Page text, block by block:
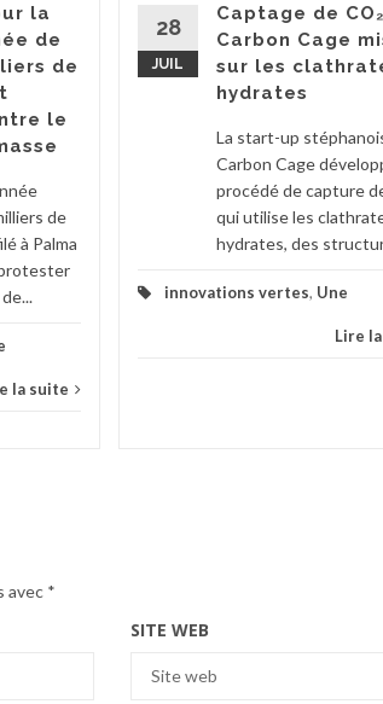
la
de
de
le
de
à Palma
la suite
28
JUIL
Captage de
Carbon Cage
sur les
hydrates
La start-up
Carbon Cage
procédé de capture
qui utilise les
hydrates, des
innovations vertes, Une
Lire
avec *
SITE WEB